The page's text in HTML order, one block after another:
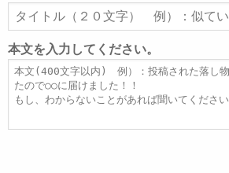
ア
ド
レ
ス
タ
イ
ト
ル
本文を入力してください。
本
文